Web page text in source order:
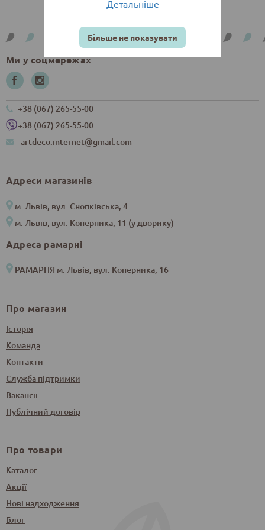
Ми у соцмережах
+38 (067) 265-55-00
+38 (067) 265-55-00
artdeco.internet@gmail.com
Адреси магазинів
м. Львів, вул. Снопківська, 4
м. Львів, вул. Коперника, 11 (у дворику)
Адреса рамарні
РАМАРНЯ м. Львів, вул. Коперника, 16
Про магазин
Історія
Команда
Контакти
Служба підтримки
Вакансії
Публічний договір
Про товари
Каталог
Акції
Нові надходження
Блог
Детальніше
Більше не показувати